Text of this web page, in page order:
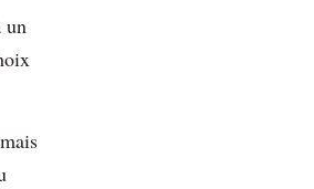
un